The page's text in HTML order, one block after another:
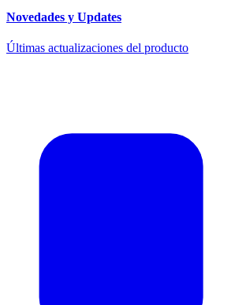
Novedades y Updates
Últimas actualizaciones del producto